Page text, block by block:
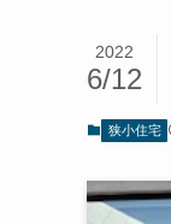
2022
6/12
狭小住宅